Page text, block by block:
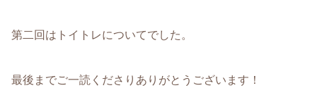
第二回はトイトレについてでした。
最後までご一読くださりありがとうございます！